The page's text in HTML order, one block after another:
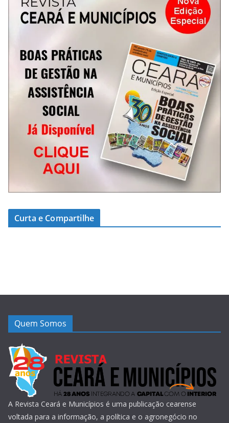
Curta e Compartilhe
Quem Somos
A Revista Ceará e Municípios é uma publicação cearense
voltada para a informação, a política e o agronegócio no